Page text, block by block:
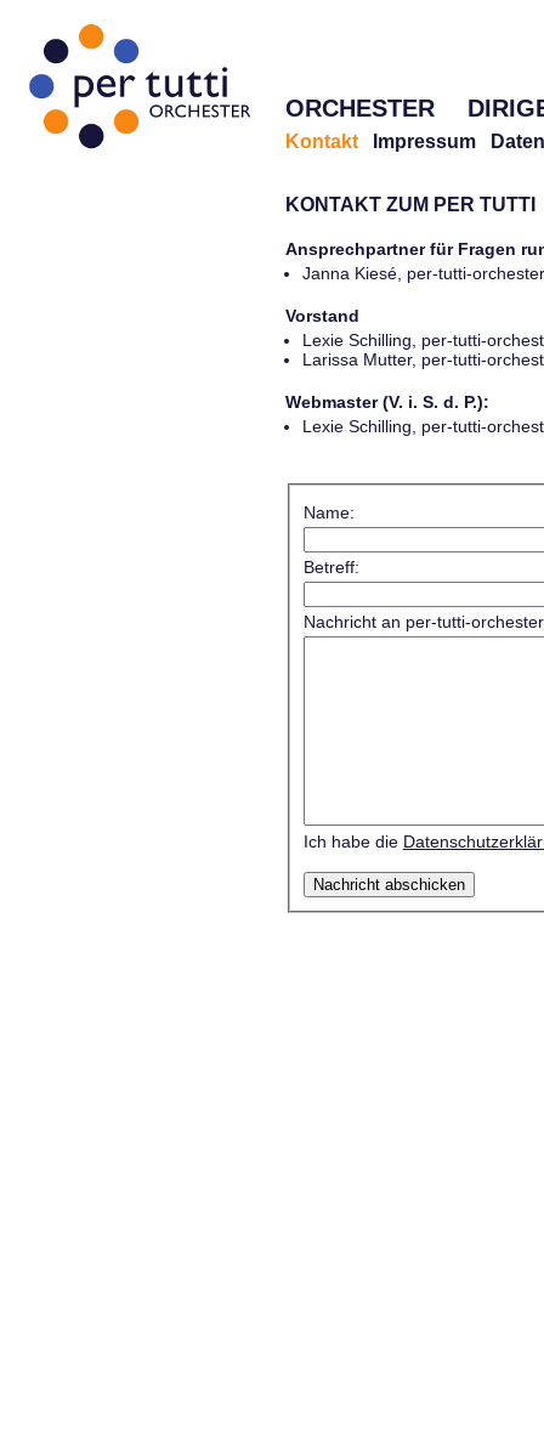
ORCHESTER
Kontakt Impressum
KONTAKT ZUM PER TUTTI
Ansprechpartner für Fragen
Janna Kiesé, per-tutti-
Vorstand
Lexie Schilling, per-tutti-
Larissa Mutter, per-tutti-
Webmaster (V. i. S. d. P.):
Lexie Schilling, per-tutti-
Name:
Betreff:
Nachricht an per-tutti-
Ich habe die